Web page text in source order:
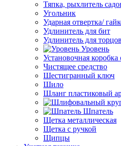
Тяпка, рыхлитель
Угольник
Ударная отвертка/
Удлинитель для бит
Удлинитель для
Уровень
Установочная
Чистящее средство
Шестигранный ключ
Шило
Шланг пластиковый
Шпатель
Щетка металлическая
Щетка с ручкой
Щипцы